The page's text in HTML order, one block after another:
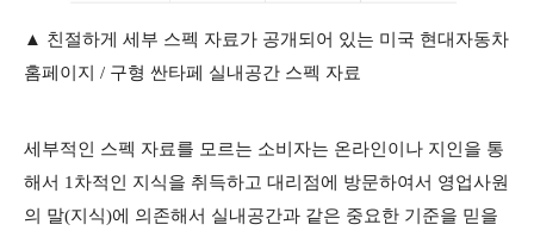
▲ 친절하게 세부 스펙 자료가 공개되어 있는 미국 현대자동차
홈페이지 / 구형 싼타페 실내공간 스펙 자료
세부적인 스펙 자료를 모르는 소비자는 온라인이나 지인을 통
해서 1차적인 지식을 취득하고 대리점에 방문하여서 영업사원
의 말(지식)에 의존해서 실내공간과 같은 중요한 기준을 믿을